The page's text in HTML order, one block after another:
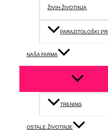
ŽIVIH ŽIVOTINJA
PARAZITOLOŠKI
NAŠA FARMA
TRENING
OSTALE ŽIVOTINJE